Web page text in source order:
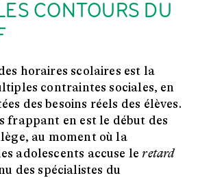
CONTOURS DU
horaires scolaires est la
contraintes sociales, en
des besoins réels des élèves.
frappant en est le début des
au moment où la
adolescents accuse le retard
des spécialistes du